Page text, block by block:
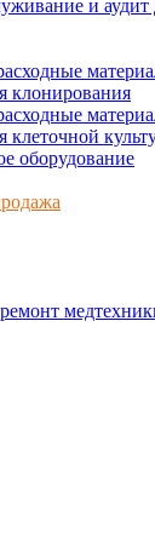
и
клонирования
клеточной
оборудование